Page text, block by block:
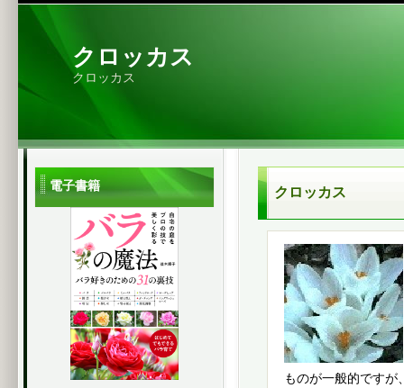
クロッカス
クロッカス
クロッカス
ものが一般的ですが
電子書籍